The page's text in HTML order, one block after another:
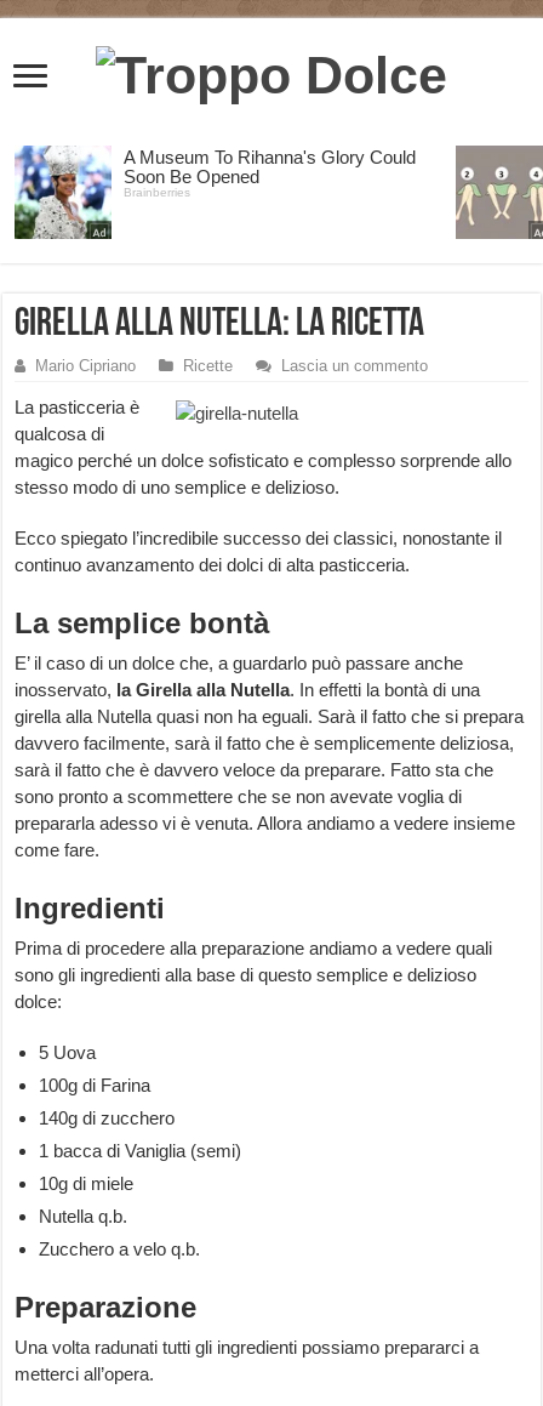
Girella alla Nutella: la Ricetta
Mario Cipriano Ricette Lascia un commento
La pasticceria è
qualcosa di
magico perché un dolce sofisticato e complesso sorprende allo
stesso modo di uno semplice e delizioso.
Ecco spiegato l’incredibile successo dei classici, nonostante il
continuo avanzamento dei dolci di alta pasticceria.
La semplice bontà
E’ il caso di un dolce che, a guardarlo può passare anche
inosservato, la Girella alla Nutella. In effetti la bontà di una
girella alla Nutella quasi non ha eguali. Sarà il fatto che si prepara
davvero facilmente, sarà il fatto che è semplicemente deliziosa,
sarà il fatto che è davvero veloce da preparare. Fatto sta che
sono pronto a scommettere che se non avevate voglia di
prepararla adesso vi è venuta. Allora andiamo a vedere insieme
come fare.
Ingredienti
Prima di procedere alla preparazione andiamo a vedere quali
sono gli ingredienti alla base di questo semplice e delizioso
dolce:
5 Uova
100g di Farina
140g di zucchero
1 bacca di Vaniglia (semi)
10g di miele
Nutella q.b.
Zucchero a velo q.b.
Preparazione
Una volta radunati tutti gli ingredienti possiamo prepararci a
metterci all’opera.